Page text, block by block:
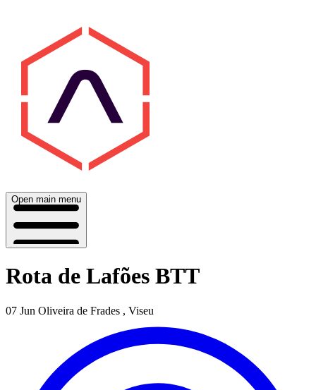
Open main menu
Rota de Lafões BTT
07 Jun Oliveira de Frades , Viseu